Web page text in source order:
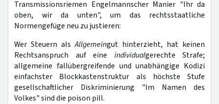
Transmissionsriemen Engelmannscher Manier "Ihr da
oben, wir da unten", um das rechtsstaatliche
Normengefüge neu zu justieren:
Wer Steuern alsAllgemeingut hinterzieht, hat keinen
Rechtsanspruch auf eine individualgerechte Strafe;
allgemeine fallübergreifende und unabhängige Kodizi
einfachster Blockkastenstruktur als höchste Stufe
gesellschaftlicher Diskriminierung "Im Namen des
Volkes" sind die poison pill.